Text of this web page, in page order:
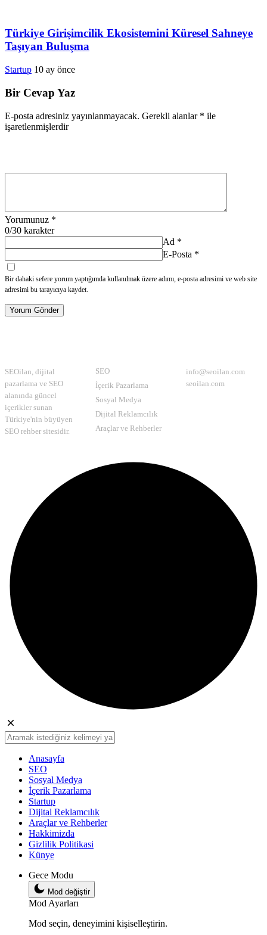
Türkiye Girişimcilik Ekosistemini Küresel Sahneye
Taşıyan Buluşma
Startup 10 ay önce
Bir Cevap Yaz
E-posta adresiniz yayınlanmayacak. Gerekli alanlar * ile
işaretlenmişlerdir
Yorumunuz *
0/30 karakter
Ad *
E-Posta *
Bir dahaki sefere yorum yaptığımda kullanılmak üzere adımı, e-posta adresimi ve web site
adresimi bu tarayıcıya kaydet.
Yorum Gönder
SEOilan, dijital
pazarlama ve SEO
alanında güncel
içerikler sunan
Türkiye'nin büyüyen
SEO rehber sitesidir.
SEO
İçerik Pazarlama
Sosyal Medya
Dijital Reklamcılık
Araçlar ve Rehberler
info@seoilan.com
seoilan.com
Anasayfa
SEO
Sosyal Medya
İçerik Pazarlama
Startup
Dijital Reklamcılık
Araçlar ve Rehberler
Hakkimizda
Gizlilik Politikasi
Künye
Gece Modu
Mod değiştir
Mod Ayarları
Mod seçin, deneyimini kişiselleştirin.